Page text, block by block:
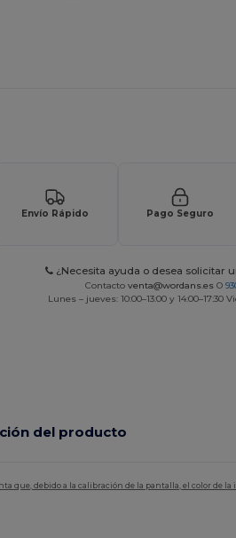
Envío Rápido Pago Seguro
¿Necesita ayuda o desea solicitar
Contacto venta@wordans.es O
Lunes – jueves: 10:00–13:00 y 14:00–17:30
del producto
que, debido a la calibración de la pantalla, el color de